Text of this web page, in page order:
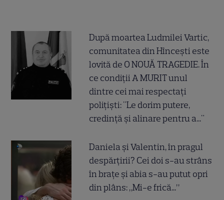
După moartea Ludmilei Vartic,
comunitatea din Hîncești este
lovită de O NOUĂ TRAGEDIE. În
ce condiții A MURIT unul
dintre cei mai respectați
polițiști: "Le dorim putere,
credință și alinare pentru a..."
Daniela și Valentin, în pragul
despărțirii? Cei doi s-au strâns
în brațe și abia s-au putut opri
din plâns: „Mi-e frică...”